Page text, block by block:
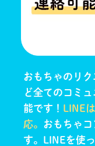
おもちゃのリ
ど全てのコミ
能です！ LINE
応。 おもちゃ
す。 LINEを使